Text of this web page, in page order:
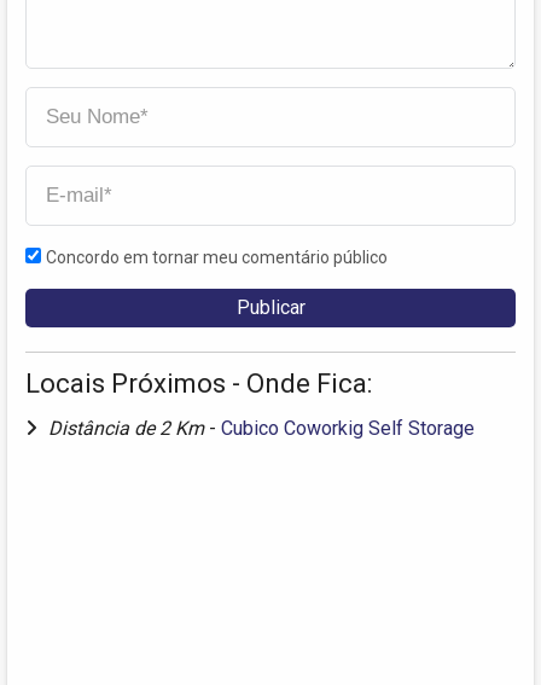
Concordo em tornar meu comentário público
Locais Próximos - Onde Fica:
Distância de 2 Km - Cubico Coworkig Self Storage